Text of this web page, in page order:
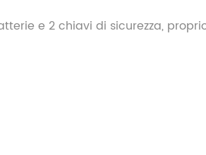
e 2 chiavi di sicurezza,